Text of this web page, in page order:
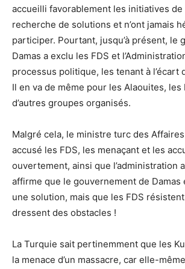
accueilli favorablement les initiatives de
recherche de solutions et n’ont jamais
participer. Pourtant, jusqu’à présent, le
Damas a exclu les FDS et
processus politique, les tenant à l’écart
Il en va de même pour les Alaouites, les
d’autres groupes organisés.
Malgré cela, le ministre turc des
accusé les FDS, les menaçant et les
ouvertement, ainsi que l’administration
affirme que le gouvernement de Damas
une solution, mais que les FDS résistent
dressent des obstacles !
La Turquie sait pertinemment que les
la menace d’un massacre, car elle-